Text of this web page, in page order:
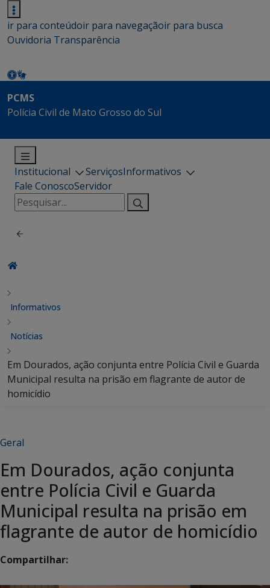
ir para conteúdoir para navegaçãoir para busca
Ouvidoria Transparência
PCMS
Polícia Civil de Mato Grosso do Sul
Institucional ServiçosInformativos
Fale ConoscoServidor
Pesquisar
por:
Informativos
Notícias
Em Dourados, ação conjunta entre Polícia Civil e Guarda
Municipal resulta na prisão em flagrante de autor de
homicídio
Geral
Em Dourados, ação conjunta
entre Polícia Civil e Guarda
Municipal resulta na prisão em
flagrante de autor de homicídio
Compartilhar: